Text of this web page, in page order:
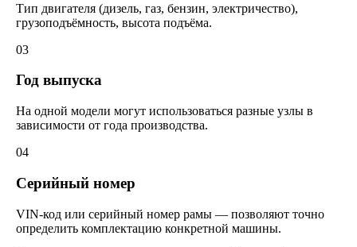
Тип двигателя (дизель, газ, бензин, электричество),
грузоподъёмность, высота подъёма.
03
Год выпуска
На одной модели могут использоваться разные узлы в
зависимости от года производства.
04
Серийный номер
VIN-код или серийный номер рамы — позволяют точно
определить комплектацию конкретной машины.